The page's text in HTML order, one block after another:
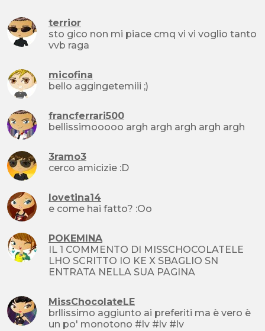
terrior
sto gico non mi piace cmq vi vi voglio tanto
vvb raga
micofina
bello aggingetemiii ;)
francferrari500
bellissimooooo argh argh argh argh argh
3ramo3
cerco amicizie :D
lovetina14
e come hai fatto? :Oo
POKEMINA
IL 1 COMMENTO DI MISSCHOCOLATELE
LHO SCRITTO IO KE X SBAGLIO SN
ENTRATA NELLA SUA PAGINA
MissChocolateLE
brllissimo aggiunto ai preferiti ma è vero è
un po' monotono #lv #lv #lv